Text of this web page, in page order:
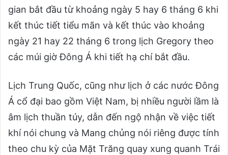
gian bắt đầu từ khoảng ngày 5 hay 6 tháng 6 khi
kết thúc tiết tiểu mãn và kết thúc vào khoảng
ngày 21 hay 22 tháng 6 trong lịch Gregory theo
các múi giờ Đông Á khi tiết hạ chí bắt đầu.
Lịch Trung Quốc, cũng như lịch ở các nước Đông
Á cổ đại bao gồm Việt Nam, bị nhiều người lầm là
âm lịch thuần túy, dẫn đến ngộ nhận về việc tiết
khí nói chung và Mang chủng nói riêng được tính
theo chu kỳ của Mặt Trăng quay xung quanh Trái